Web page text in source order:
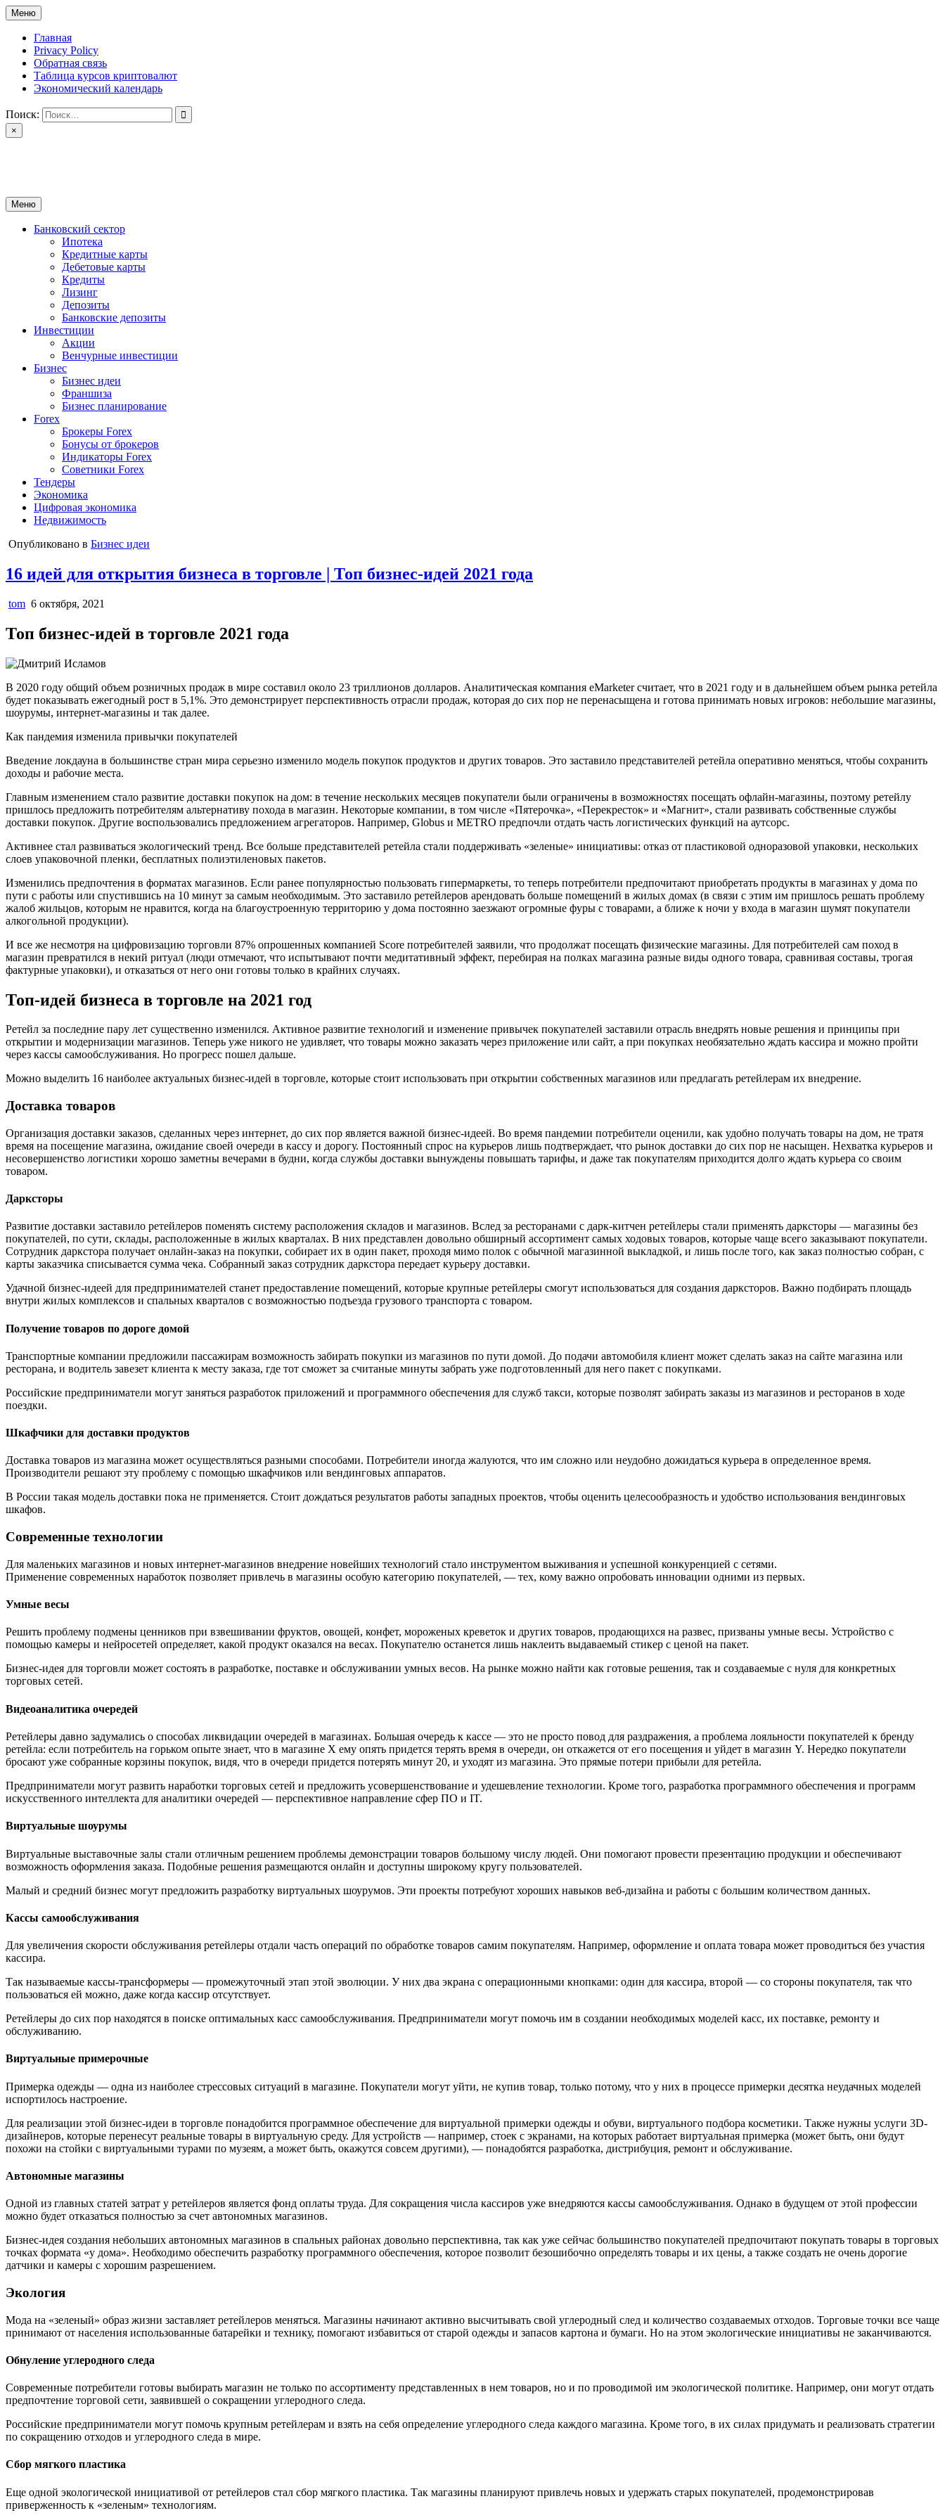
Перейти
к
содержимому
Меню
Главная
Privacy Policy
Обратная связь
Таблица курсов криптовалют
Экономический календарь
Поиск:
×
Меню
Банковский сектор
Ипотека
Кредитные карты
Дебетовые карты
Кредиты
Лизинг
Депозиты
Банковские депозиты
Инвестиции
Акции
Венчурные инвестиции
Бизнес
Бизнес идеи
Франшиза
Бизнес планирование
Forex
Брокеры Forex
Бонусы от брокеров
Индикаторы Forex
Советники Forex
Тендеры
Экономика
Цифровая экономика
Недвижимость
Опубликовано в Бизнес идеи
16 идей для открытия бизнеса в торговле | Топ бизнес-идей 2021 года
tom 6 октября, 2021
Топ бизнес-идей в торговле 2021 года
В 2020 году общий объем розничных продаж в мире составил около 23 триллионов долларов. Аналитическая компания eMarketer считает, что в 2021 году и в дальнейшем объем рынка ретейла
будет показывать ежегодный рост в 5,1%. Это демонстрирует перспективность отрасли продаж, которая до сих пор не перенасыщена и готова принимать новых игроков: небольшие магазины,
шоурумы, интернет-магазины и так далее.
Как пандемия изменила привычки покупателей
Введение локдауна в большинстве стран мира серьезно изменило модель покупок продуктов и других товаров. Это заставило представителей ретейла оперативно меняться, чтобы сохранить
доходы и рабочие места.
Главным изменением стало развитие доставки покупок на дом: в течение нескольких месяцев покупатели были ограничены в возможностях посещать офлайн-магазины, поэтому ретейлу
пришлось предложить потребителям альтернативу похода в магазин. Некоторые компании, в том числе «Пятерочка», «Перекресток» и «Магнит», стали развивать собственные службы
доставки покупок. Другие воспользовались предложением агрегаторов. Например, Globus и METRO предпочли отдать часть логистических функций на аутсорс.
Активнее стал развиваться экологический тренд. Все больше представителей ретейла стали поддерживать «зеленые» инициативы: отказ от пластиковой одноразовой упаковки, нескольких
слоев упаковочной пленки, бесплатных полиэтиленовых пакетов.
Изменились предпочтения в форматах магазинов. Если ранее популярностью пользовать гипермаркеты, то теперь потребители предпочитают приобретать продукты в магазинах у дома по
пути с работы или спустившись на 10 минут за самым необходимым. Это заставило ретейлеров арендовать больше помещений в жилых домах (в связи с этим им пришлось решать проблему
жалоб жильцов, которым не нравится, когда на благоустроенную территорию у дома постоянно заезжают огромные фуры с товарами, а ближе к ночи у входа в магазин шумят покупатели
алкогольной продукции).
И все же несмотря на цифровизацию торговли 87% опрошенных компанией Score потребителей заявили, что продолжат посещать физические магазины. Для потребителей сам поход в
магазин превратился в некий ритуал (люди отмечают, что испытывают почти медитативный эффект, перебирая на полках магазина разные виды одного товара, сравнивая составы, трогая
фактурные упаковки), и отказаться от него они готовы только в крайних случаях.
Топ-идей бизнеса в торговле на 2021 год
Ретейл за последние пару лет существенно изменился. Активное развитие технологий и изменение привычек покупателей заставили отрасль внедрять новые решения и принципы при
открытии и модернизации магазинов. Теперь уже никого не удивляет, что товары можно заказать через приложение или сайт, а при покупках необязательно ждать кассира и можно пройти
через кассы самообслуживания. Но прогресс пошел дальше.
Можно выделить 16 наиболее актуальных бизнес-идей в торговле, которые стоит использовать при открытии собственных магазинов или предлагать ретейлерам их внедрение.
Доставка товаров
Организация доставки заказов, сделанных через интернет, до сих пор является важной бизнес-идеей. Во время пандемии потребители оценили, как удобно получать товары на дом, не тратя
время на посещение магазина, ожидание своей очереди в кассу и дорогу. Постоянный спрос на курьеров лишь подтверждает, что рынок доставки до сих пор не насыщен. Нехватка курьеров и
несовершенство логистики хорошо заметны вечерами в будни, когда службы доставки вынуждены повышать тарифы, и даже так покупателям приходится долго ждать курьера со своим
товаром.
Дарксторы
Развитие доставки заставило ретейлеров поменять систему расположения складов и магазинов. Вслед за ресторанами с дарк-китчен ретейлеры стали применять дарксторы — магазины без
покупателей, по сути, склады, расположенные в жилых кварталах. В них представлен довольно обширный ассортимент самых ходовых товаров, которые чаще всего заказывают покупатели.
Сотрудник даркстора получает онлайн-заказ на покупки, собирает их в один пакет, проходя мимо полок с обычной магазинной выкладкой, и лишь после того, как заказ полностью собран, с
карты заказчика списывается сумма чека. Собранный заказ сотрудник даркстора передает курьеру доставки.
Удачной бизнес-идеей для предпринимателей станет предоставление помещений, которые крупные ретейлеры смогут использоваться для создания дарксторов. Важно подбирать площадь
внутри жилых комплексов и спальных кварталов с возможностью подъезда грузового транспорта с товаром.
Получение товаров по дороге домой
Транспортные компании предложили пассажирам возможность забирать покупки из магазинов по пути домой. До подачи автомобиля клиент может сделать заказ на сайте магазина или
ресторана, и водитель завезет клиента к месту заказа, где тот сможет за считаные минуты забрать уже подготовленный для него пакет с покупками.
Российские предприниматели могут заняться разработок приложений и программного обеспечения для служб такси, которые позволят забирать заказы из магазинов и ресторанов в ходе
поездки.
Шкафчики для доставки продуктов
Доставка товаров из магазина может осуществляться разными способами. Потребители иногда жалуются, что им сложно или неудобно дожидаться курьера в определенное время.
Производители решают эту проблему с помощью шкафчиков или вендинговых аппаратов.
В России такая модель доставки пока не применяется. Стоит дождаться результатов работы западных проектов, чтобы оценить целесообразность и удобство использования вендинговых
шкафов.
Современные технологии
Для маленьких магазинов и новых интернет-магазинов внедрение новейших технологий стало инструментом выживания и успешной конкуренцией с сетями.
Применение современных наработок позволяет привлечь в магазины особую категорию покупателей, — тех, кому важно опробовать инновации одними из первых.
Умные весы
Решить проблему подмены ценников при взвешивании фруктов, овощей, конфет, мороженых креветок и других товаров, продающихся на развес, призваны умные весы. Устройство с
помощью камеры и нейросетей определяет, какой продукт оказался на весах. Покупателю останется лишь наклеить выдаваемый стикер с ценой на пакет.
Бизнес-идея для торговли может состоять в разработке, поставке и обслуживании умных весов. На рынке можно найти как готовые решения, так и создаваемые с нуля для конкретных
торговых сетей.
Видеоаналитика очередей
Ретейлеры давно задумались о способах ликвидации очередей в магазинах. Большая очередь к кассе — это не просто повод для раздражения, а проблема лояльности покупателей к бренду
ретейла: если потребитель на горьком опыте знает, что в магазине X ему опять придется терять время в очереди, он откажется от его посещения и уйдет в магазин Y. Нередко покупатели
бросают уже собранные корзины покупок, видя, что в очереди придется потерять минут 20, и уходят из магазина. Это прямые потери прибыли для ретейла.
Предприниматели могут развить наработки торговых сетей и предложить усовершенствование и удешевление технологии. Кроме того, разработка программного обеспечения и программ
искусственного интеллекта для аналитики очередей — перспективное направление сфер ПО и IT.
Виртуальные шоурумы
Виртуальные выставочные залы стали отличным решением проблемы демонстрации товаров большому числу людей. Они помогают провести презентацию продукции и обеспечивают
возможность оформления заказа. Подобные решения размещаются онлайн и доступны широкому кругу пользователей.
Малый и средний бизнес могут предложить разработку виртуальных шоурумов. Эти проекты потребуют хороших навыков веб-дизайна и работы с большим количеством данных.
Кассы самообслуживания
Для увеличения скорости обслуживания ретейлеры отдали часть операций по обработке товаров самим покупателям. Например, оформление и оплата товара может проводиться без участия
кассира.
Так называемые кассы-трансформеры — промежуточный этап этой эволюции. У них два экрана с операционными кнопками: один для кассира, второй — со стороны покупателя, так что
пользоваться ей можно, даже когда кассир отсутствует.
Ретейлеры до сих пор находятся в поиске оптимальных касс самообслуживания. Предприниматели могут помочь им в создании необходимых моделей касс, их поставке, ремонту и
обслуживанию.
Виртуальные примерочные
Примерка одежды — одна из наиболее стрессовых ситуаций в магазине. Покупатели могут уйти, не купив товар, только потому, что у них в процессе примерки десятка неудачных моделей
испортилось настроение.
Для реализации этой бизнес-идеи в торговле понадобится программное обеспечение для виртуальной примерки одежды и обуви, виртуального подбора косметики. Также нужны услуги 3D-
дизайнеров, которые перенесут реальные товары в виртуальную среду. Для устройств — например, стоек с экранами, на которых работает виртуальная примерка (может быть, они будут
похожи на стойки с виртуальными турами по музеям, а может быть, окажутся совсем другими), — понадобятся разработка, дистрибуция, ремонт и обслуживание.
Автономные магазины
Одной из главных статей затрат у ретейлеров является фонд оплаты труда. Для сокращения числа кассиров уже внедряются кассы самообслуживания. Однако в будущем от этой профессии
можно будет отказаться полностью за счет автономных магазинов.
Бизнес-идея создания небольших автономных магазинов в спальных районах довольно перспективна, так как уже сейчас большинство покупателей предпочитают покупать товары в торговых
точках формата «у дома». Необходимо обеспечить разработку программного обеспечения, которое позволит безошибочно определять товары и их цены, а также создать не очень дорогие
датчики и камеры с хорошим разрешением.
Экология
Мода на «зеленый» образ жизни заставляет ретейлеров меняться. Магазины начинают активно высчитывать свой углеродный след и количество создаваемых отходов. Торговые точки все чаще
принимают от населения использованные батарейки и технику, помогают избавиться от старой одежды и запасов картона и бумаги. Но на этом экологические инициативы не заканчиваются.
Обнуление углеродного следа
Современные потребители готовы выбирать магазин не только по ассортименту представленных в нем товаров, но и по проводимой им экологической политике. Например, они могут отдать
предпочтение торговой сети, заявившей о сокращении углеродного следа.
Российские предприниматели могут помочь крупным ретейлерам и взять на себя определение углеродного следа каждого магазина. Кроме того, в их силах придумать и реализовать стратегии
по сокращению отходов и углеродного следа в мире.
Сбор мягкого пластика
Еще одной экологической инициативой от ретейлеров стал сбор мягкого пластика. Так магазины планируют привлечь новых и удержать старых покупателей, продемонстрировав
приверженность к «зеленым» технологиям.